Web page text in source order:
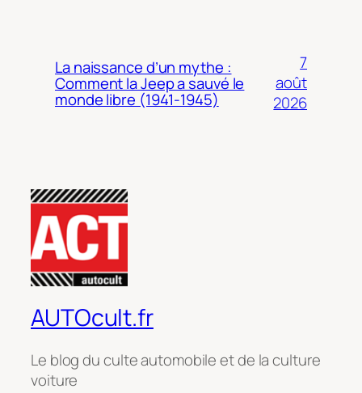
La naissance d’un mythe :
Comment la Jeep a sauvé le
monde libre (1941-1945)
7
août
2026
AUTOcult.fr
Le blog du culte automobile et de la culture
voiture